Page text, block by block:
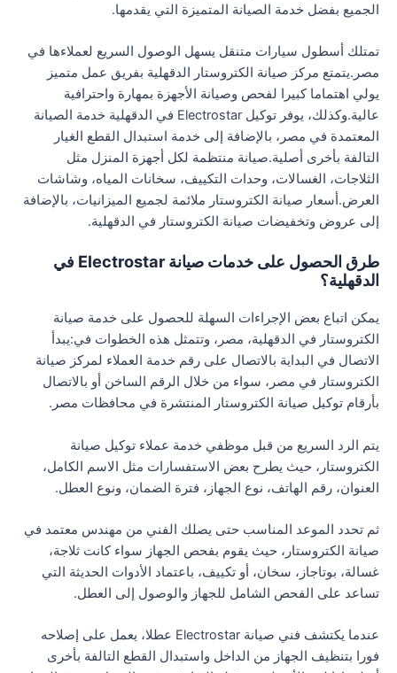
الجميع بفضل خدمة الصيانة المتميزة التي يقدمها.
تمتلك أسطول سيارات متنقل يسهل الوصول السريع لعملاءها في
مصر.يتمتع مركز صيانة الكتروستار الدقهلية بفريق عمل متميز
يولي اهتماما كبيرا لفحص وصيانة الأجهزة بمهارة واحترافية
عالية.وكذلك، يوفر توكيل Electrostar في الدقهلية خدمة الصيانة
المعتمدة في مصر، بالإضافة إلى خدمة استبدال القطع الغيار
التالفة بأخرى أصلية.صيانة منتظمة لكل أجهزة المنزل مثل
الثلاجات، الغسالات، وحدات التكييف، سخانات المياه، وشاشات
العرض.أسعار صيانة الكتروستار ملائمة لجميع الميزانيات، بالإضافة
إلى عروض وتخفيضات صيانة الكتروستار في الدقهلية.
طرق الحصول على خدمات صيانة Electrostar في
الدقهلية؟
يمكن اتباع بعض الإجراءات السهلة للحصول على خدمة صيانة
الكتروستار في الدقهلية، مصر، وتتمثل هذه الخطوات في:يبدأ
الاتصال في البداية بالاتصال على رقم خدمة العملاء لمركز صيانة
الكتروستار في مصر، سواء من خلال الرقم الساخن أو بالاتصال
بأرقام توكيل صيانة الكتروستار المنتشرة في محافظات مصر.
يتم الرد السريع من قبل موظفي خدمة عملاء توكيل صيانة
الكتروستار، حيث يطرح بعض الاستفسارات مثل الاسم الكامل،
العنوان، رقم الهاتف، نوع الجهاز، فترة الضمان، ونوع العطل.
ثم تحدد الموعد المناسب حتى يصلك الفني من مهندس معتمد في
صيانة الكتروستار، حيث يقوم بفحص الجهاز سواء كانت ثلاجة،
غسالة، بوتاجاز، سخان، أو تكييف، باعتماد الأدوات الحديثة التي
تساعد على الفحص الشامل للجهاز والوصول إلى العطل.
عندما يكتشف فني صيانة Electrostar عطلا، يعمل على إصلاحه
فورا بتنظيف الجهاز من الداخل واستبدال القطع التالفة بأخرى